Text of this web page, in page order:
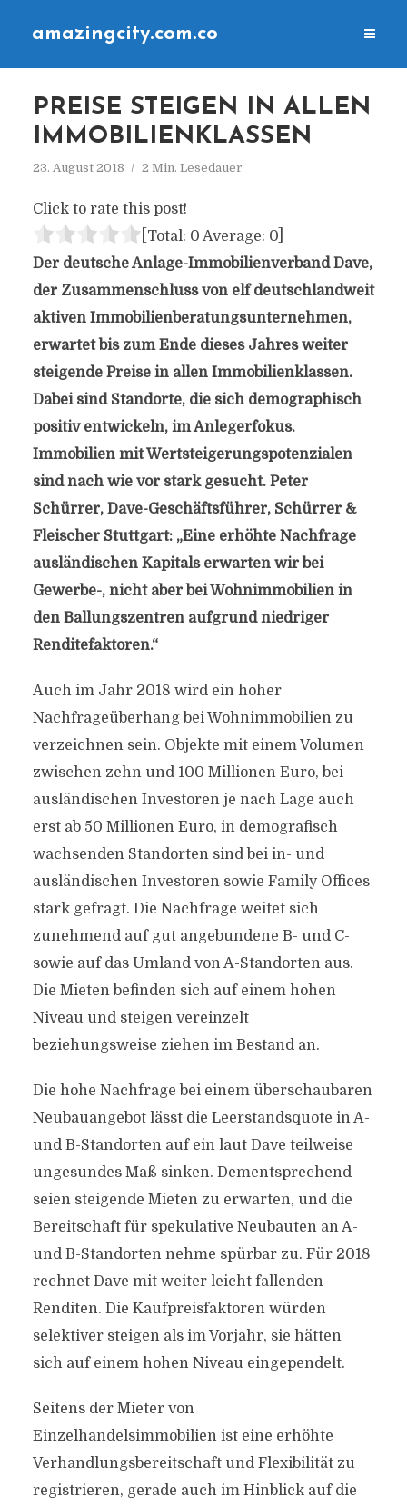
amazingcity.com.co
PREISE STEIGEN IN ALLEN
IMMOBILIENKLASSEN
23. August 2018 2 Min. Lesedauer
Click to rate this post!
[Total: 0 Average: 0]
Der deutsche Anlage-Immobilienverband Dave,
der Zusammenschluss von elf deutschlandweit
aktiven Immobilienberatungsunternehmen,
erwartet bis zum Ende dieses Jahres weiter
steigende Preise in allen Immobilienklassen.
Dabei sind Standorte, die sich demographisch
positiv entwickeln, im Anlegerfokus.
Immobilien mit Wertsteigerungspotenzialen
sind nach wie vor stark gesucht. Peter
Schürrer, Dave-Geschäftsführer, Schürrer &
Fleischer Stuttgart: „Eine erhöhte Nachfrage
ausländischen Kapitals erwarten wir bei
Gewerbe-, nicht aber bei Wohnimmobilien in
den Ballungszentren aufgrund niedriger
Renditefaktoren.“
Auch im Jahr 2018 wird ein hoher
Nachfrageüberhang bei Wohnimmobilien zu
verzeichnen sein. Objekte mit einem Volumen
zwischen zehn und 100 Millionen Euro, bei
ausländischen Investoren je nach Lage auch
erst ab 50 Millionen Euro, in demografisch
wachsenden Standorten sind bei in- und
ausländischen Investoren sowie Family Offices
stark gefragt. Die Nachfrage weitet sich
zunehmend auf gut angebundene B- und C-
sowie auf das Umland von A-Standorten aus.
Die Mieten befinden sich auf einem hohen
Niveau und steigen vereinzelt
beziehungsweise ziehen im Bestand an.
Die hohe Nachfrage bei einem überschaubaren
Neubauangebot lässt die Leerstandsquote in A-
und B-Standorten auf ein laut Dave teilweise
ungesundes Maß sinken. Dementsprechend
seien steigende Mieten zu erwarten, und die
Bereitschaft für spekulative Neubauten an A-
und B-Standorten nehme spürbar zu. Für 2018
rechnet Dave mit weiter leicht fallenden
Renditen. Die Kaufpreisfaktoren würden
selektiver steigen als im Vorjahr, sie hätten
sich auf einem hohen Niveau eingependelt.
Seitens der Mieter von
Einzelhandelsimmobilien ist eine erhöhte
Verhandlungsbereitschaft und Flexibilität zu
registrieren, gerade auch im Hinblick auf die